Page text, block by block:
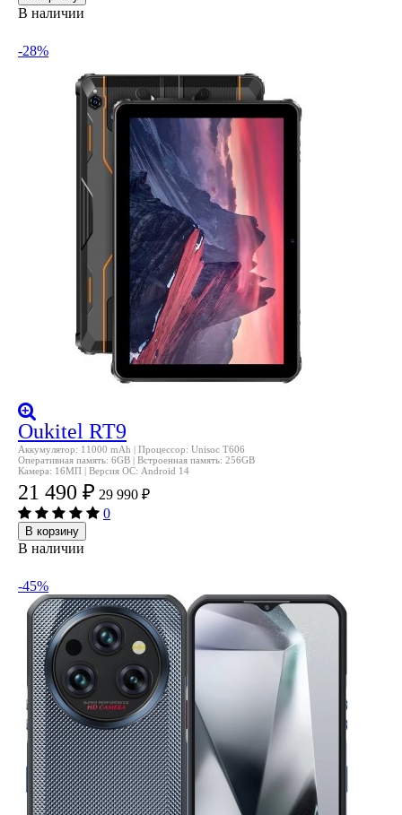
В наличии
-28%
Oukitel RT9
Аккумулятор: 11000 mAh | Процессор: Unisoc T606
Оперативная память: 6GB | Встроенная память: 256GB
Камера: 16МП | Версия ОС: Android 14
21 490 ₽ 29 990 ₽
0
В корзину
В наличии
-45%